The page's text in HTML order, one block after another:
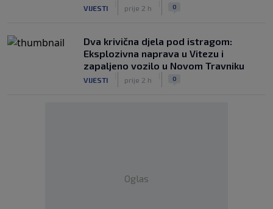
VIJESTI prije 2 h 0
Dva krivična djela pod istragom:
Eksplozivna naprava u Vitezu i
zapaljeno vozilo u Novom Travniku
VIJESTI prije 2 h 0
Oglas